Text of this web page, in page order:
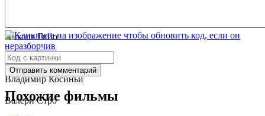
Николя Гийо
Анна Коттис
Владимир Косиньи
Валери Стро
Отправить комментарий
Похожие фильмы